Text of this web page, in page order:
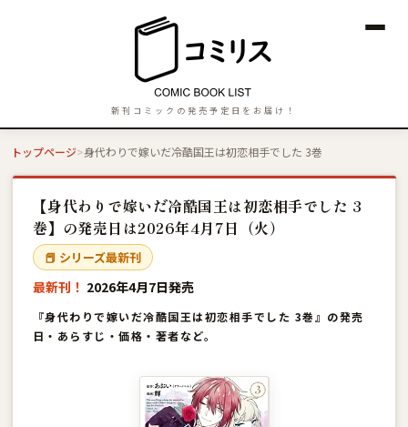
新刊コミックの発売予定日をお届け！
トップページ 身代わりで嫁いだ冷酷国王は初恋相手でした 3巻
【身代わりで嫁いだ冷酷国王は初恋相手でした 3
巻】の発売日は2026年4月7日（火）
📕 シリーズ最新刊
最新刊！ 2026年4月7日発売
『身代わりで嫁いだ冷酷国王は初恋相手でした 3巻』の発売
日・あらすじ・価格・著者など。